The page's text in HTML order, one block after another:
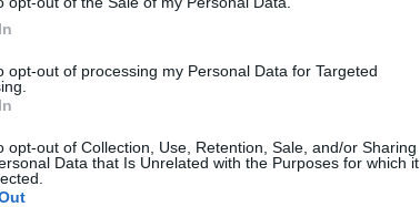
opt-out of processing my Personal Data for Targeted
opt-out of Collection, Use, Retention, Sale, and/or Sharing
Data that Is Unrelated with the Purposes for which it
, el debate sobre sus implicaciones está en pleno
podría introducir nuevos riesgos en el